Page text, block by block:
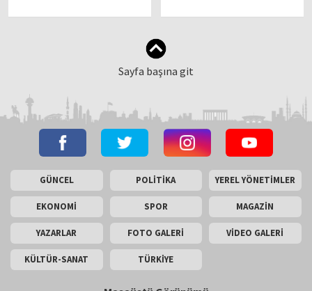
Sayfa başına git
GÜNCEL POLİTİKA YEREL YÖNETİMLER
EKONOMİ SPOR MAGAZİN
YAZARLAR FOTO GALERİ VİDEO GALERİ
KÜLTÜR-SANAT TÜRKİYE